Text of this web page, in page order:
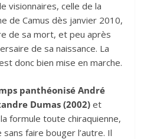
visionnaires, celle de la
de Camus dès janvier 2010,
de sa mort, et peu après
de sa naissance. La
donc bien mise en marche.
panthéonisé André
Dumas (2002) et
formule toute chiraquienne,
faire bouger l’autre. Il